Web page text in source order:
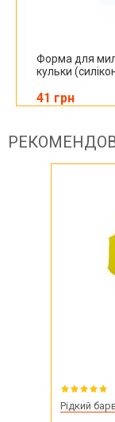
Форма для
кульки
41 грн
Рідкий